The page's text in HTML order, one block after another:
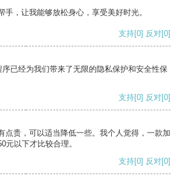
手，让我能够放松身心，享受美好时光。
支持[0] 反对[0]
已经为我们带来了无限的隐私保护和安全性保
支持[0] 反对[0]
点贵，可以适当降低一些。我个人觉得，一款加
元以下才比较合理。
支持[0] 反对[0]